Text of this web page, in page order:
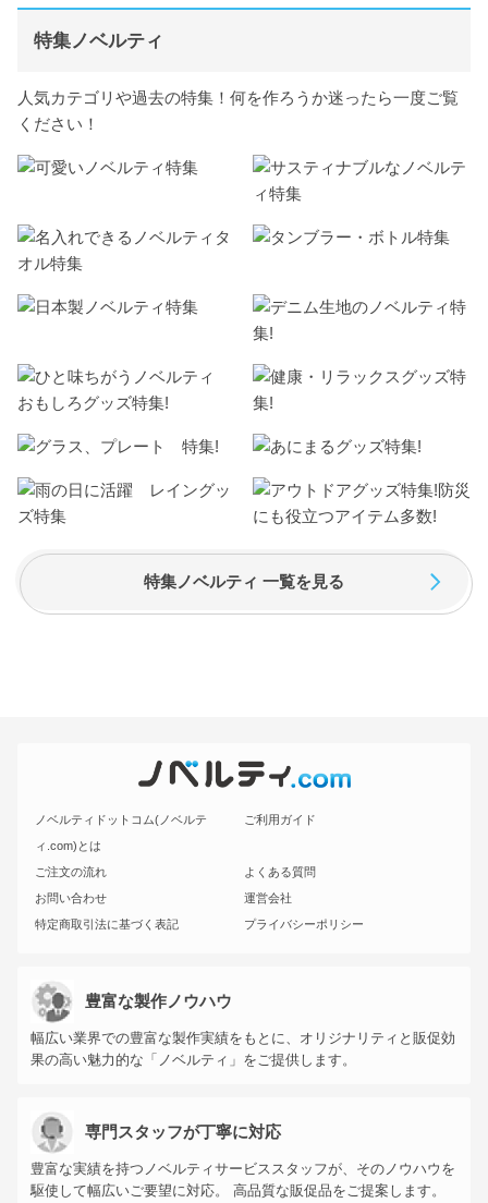
特集ノベルティ
人気カテゴリや過去の特集！何を作ろうか迷ったら一度ご覧
ください！
特集ノベルティ 一覧を見る
ノベルティドットコム(ノベルテ
ィ.com)とは
ご利用ガイド
ご注文の流れ
よくある質問
お問い合わせ
運営会社
特定商取引法に基づく表記
プライバシーポリシー
豊富な製作ノウハウ
幅広い業界での豊富な製作実績をもとに、オリジナリティと販促効
果の高い魅力的な「ノベルティ」をご提供します。
専門スタッフが丁寧に対応
豊富な実績を持つノベルティサービススタッフが、そのノウハウを
駆使して幅広いご要望に対応。 高品質な販促品をご提案します。